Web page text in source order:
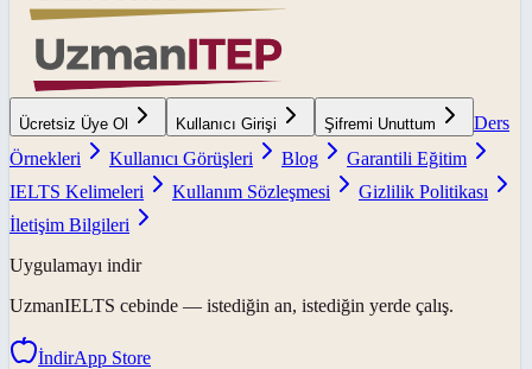
Ücretsiz Üye Ol Kullanıcı Girişi Şifremi Unuttum
Ders
Örnekleri
Kullanıcı Görüşleri Blog
Garantili Eğitim
IELTS Kelimeleri
Kullanım Sözleşmesi
Gizlilik Politikası
İletişim Bilgileri
Uygulamayı indir
UzmanIELTS cebinde — istediğin an, istediğin yerde çalış.
İndirApp Store